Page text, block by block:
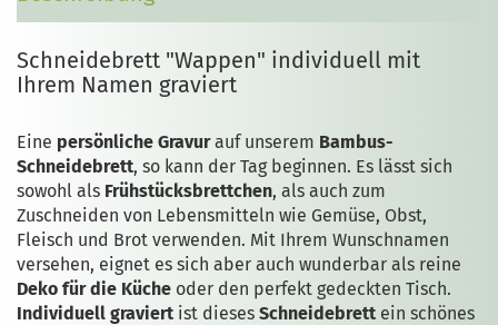
Schneidebrett "Wappen" individuell mit
Ihrem Namen graviert
Eine persönliche Gravurauf unserem Bambus-
Schneidebrett, so kann der Tag beginnen. Es lässt sich
sowohl als Frühstücksbrettchen, als auch zum
Zuschneiden von Lebensmitteln wie Gemüse, Obst,
Fleisch und Brot verwenden. Mit Ihrem Wunschnamen
versehen, eignet es sich aber auch wunderbar als reine
Deko für die Küche oder den perfekt gedeckten Tisch.
Individuell graviert ist dieses Schneidebrett ein schönes